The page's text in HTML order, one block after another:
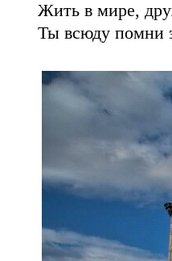
Жить в мире,
Ты всюду помни